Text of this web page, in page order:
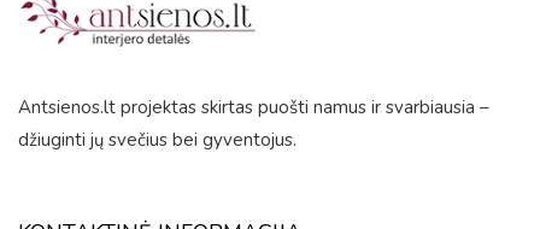
Antsienos.lt projektas skirtas puošti namus ir svarbiausia –
džiuginti jų svečius bei gyventojus.